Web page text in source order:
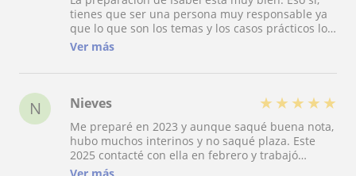
tienes que ser una persona muy responsable ya
que lo que son los temas y los casos prácticos los
tienes que estudiar por tu cuenta. Lo mejor es
mucho, lo que hace que el día del examen te
Ver más
N Nieves ★ ★ ★ ★ ★
Me preparé en 2023 y aunque saqué buena nota,
hubo muchos interinos y no saqué plaza. Este
2025 contacté con ella en febrero y trabajó
conmigo de manera totalmente personalizada